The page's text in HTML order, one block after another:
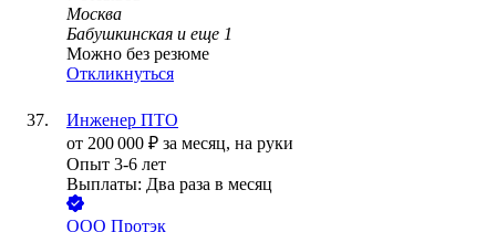
Москва
Бабушкинская и еще 1
Можно без резюме
Откликнуться
Инженер ПТО
от 200 000 ₽ за месяц, на руки
Опыт 3-6 лет
Выплаты: Два раза в месяц
ООО Протэк